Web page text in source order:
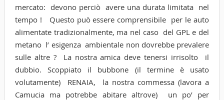
mercato: devono perciò avere una durata limitata nel
tempo ! Questo può essere comprensibile per le auto
alimentate tradizionalmente, ma nel caso del GPL e del
metano l’ esigenza ambientale non dovrebbe prevalere
sulle altre ? La nostra amica deve tenersi irrisolto il
dubbio. Scoppiato il bubbone (il termine è usato
volutamente) RENAIA, la nostra commessa (lavora a
Camucia ma potrebbe abitare altrove) un po’ per